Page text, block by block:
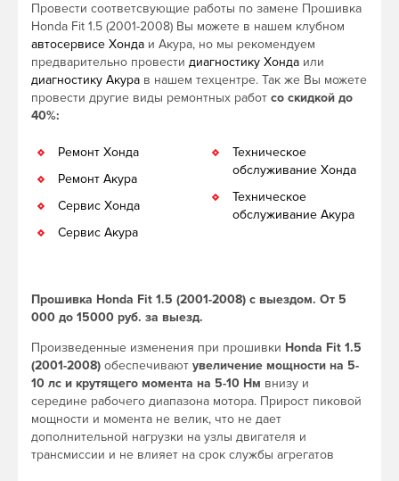
Провести соответсвующие работы по замене Прошивка
Honda Fit 1.5 (2001-2008) Вы можете в нашем клубном
автосервисе Хонда и Акура, но мы рекомендуем
предварительно провести диагностику Хонда или
диагностику Акура в нашем техцентре. Так же Вы можете
провести другие виды ремонтных работ со скидкой до
40%:
Ремонт Хонда
Ремонт Акура
Сервис Хонда
Сервис Акура
Техническое
обслуживание Хонда
Техническое
обслуживание Акура
Прошивка Honda Fit 1.5 (2001-2008) с выездом. От 5
000 до 15000 руб. за выезд.
Произведенные изменения при прошивки Honda Fit 1.5
(2001-2008) обеспечивают увеличение мощности на 5-
10 лс и крутящего момента на 5-10 Нм внизу и
середине рабочего диапазона мотора. Прирост пиковой
мощности и момента не велик, что не дает
дополнительной нагрузки на узлы двигателя и
трансмиссии и не влияет на срок службы агрегатов